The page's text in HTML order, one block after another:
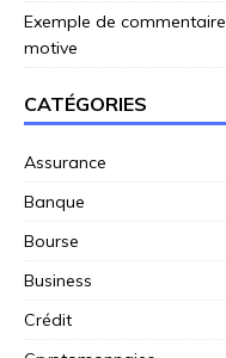
Exemple de
motive
CATÉGORIES
Assurance
Banque
Bourse
Business
Crédit